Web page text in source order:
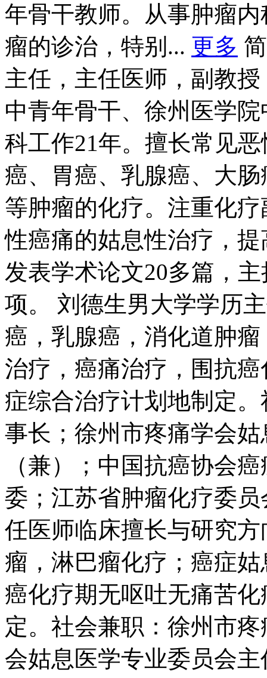
年骨干教师。从事肿瘤
瘤的诊治，特别... 更多
主任，主任医师，副教
中青年骨干、徐州医学
科工作21年。擅长常见
癌、胃癌、乳腺癌、大
等肿瘤的化疗。注重化
性癌痛的姑息性治疗，
发表学术论文20多篇，
项。 刘德生男大学学历
癌，乳腺癌，消化道肿
治疗，癌痛治疗，围抗
症综合治疗计划地制定
事长；徐州市疼痛学会
（兼）；中国抗癌协会
委；江苏省肿瘤化疗委
任医师临床擅长与研究
瘤，淋巴瘤化疗；癌症
癌化疗期无呕吐无痛苦
定。社会兼职：徐州市
会姑息医学专业委员会